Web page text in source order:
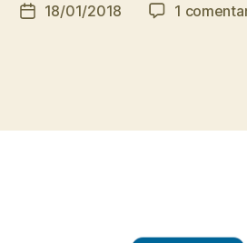
Fecha18/01/2018 1